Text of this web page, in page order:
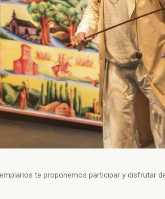
te proponemos participar y disfrutar